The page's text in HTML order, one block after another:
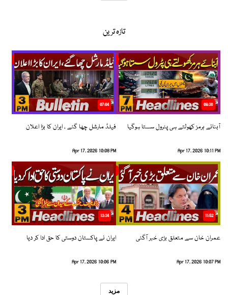
تازہ ترین
08:36
آبنائے ہرمز کھولتے ہی پٹرول سستا ہوگیا
Apr 17, 2026 10:11 PM
07:04
فیلڈ مارشل چھا گئے ، ایران کا بڑا اعلان
Apr 17, 2026 10:08 PM
11:52
عمران خان سے متعلق بڑی خبر آگئی
Apr 17, 2026 10:07 PM
13:34
ایران نے پاکستان دوستی کا حق ادا کر دیا
Apr 17, 2026 10:06 PM
مزید